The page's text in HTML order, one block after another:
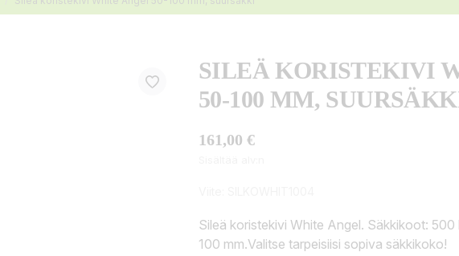
SILEÄ KORISTEKIVI
50-100 MM,
161,00 €
Sileä koristekivi White Angel. Säkkikoot:
100 mm.Valitse tarpeisiisi sopiva säkkikoko!